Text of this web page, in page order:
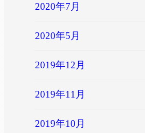
2020年7月
2020年5月
2019年12月
2019年11月
2019年10月